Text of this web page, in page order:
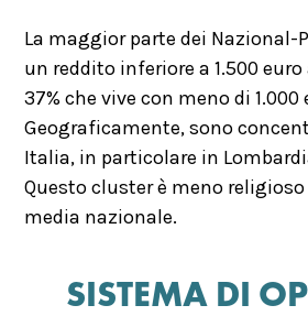
La maggior parte dei Nazional-
un reddito inferiore a 1.500
37% che vive con meno di 1.000
Geograficamente, sono
Italia, in particolare in
Questo cluster è meno
media nazionale.
SISTEMA DI